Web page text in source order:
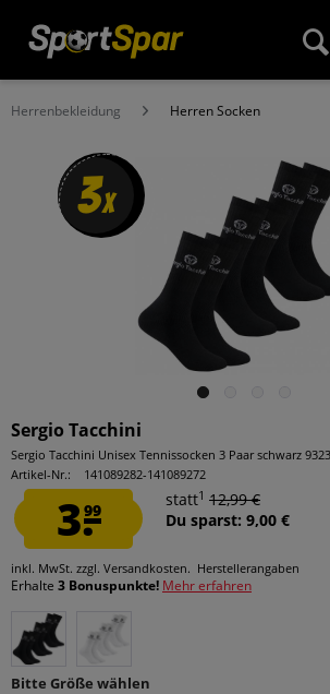
Herrenbekleidung Herren Socken
3x
Sergio Tacchini
Sergio Tacchini Unisex Tennissocken 3 Paar schwarz
Artikel-Nr.:
141089282-141089272
3.99
statt1 12,99 €
Du sparst: 9,00 €
inkl. MwSt. zzgl. Versandkosten. Herstellerangaben
Erhalte 3 Bonuspunkte! Mehr erfahren
Bitte Größe wählen